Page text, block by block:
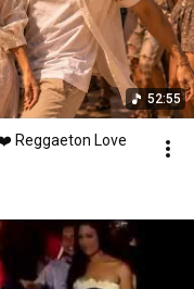
52:55
Reggaeton Love